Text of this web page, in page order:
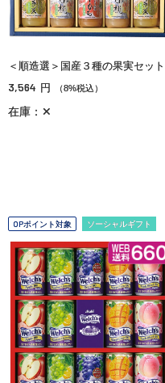
＜順造選＞国産３種の果実セット
3,564 円 （8%税込）
在庫：✕
OPポイント対象 ソーシャルギフト